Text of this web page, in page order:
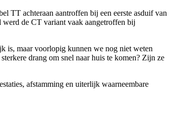
TT achteraan aantroffen bij een eerste asduif van
de CT variant vaak aangetroffen bij
is, maar voorlopig kunnen we nog niet weten
drang om snel naar huis te komen? Zijn ze
afstamming en uiterlijk waarneembare